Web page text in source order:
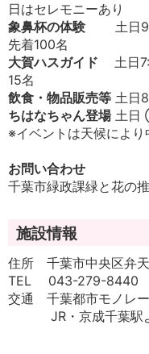
日はセレモニーあり
象鼻杯の体験
土日
先着100名
大賀ハスガイド 土日
15名
飲食・物品販売等 土日
ちはなちゃん登場土日
※イベントは天候により
お問い合わせ
千葉市緑政課緑と花
施設情報
住所 千葉市中央区
TEL 043-279-8440
交通 千葉都市モノレ
JR・京成千葉駅よ